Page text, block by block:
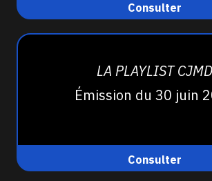
Consulter
LA PLAYLIST CJMD
Émission du 30 juin
Consulter